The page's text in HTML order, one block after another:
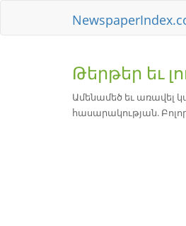
Թերթեր եւ
Ամենամեծ եւ առավել
հասարակության.